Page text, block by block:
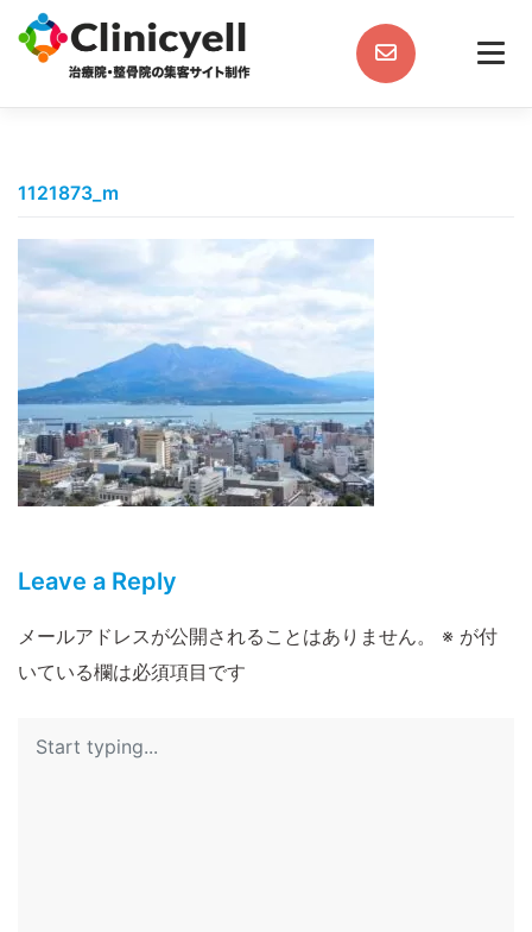
content
1121873_m
Leave a Reply
メールアドレスが公開されることはありません。 ※ が付
いている欄は必須項目です